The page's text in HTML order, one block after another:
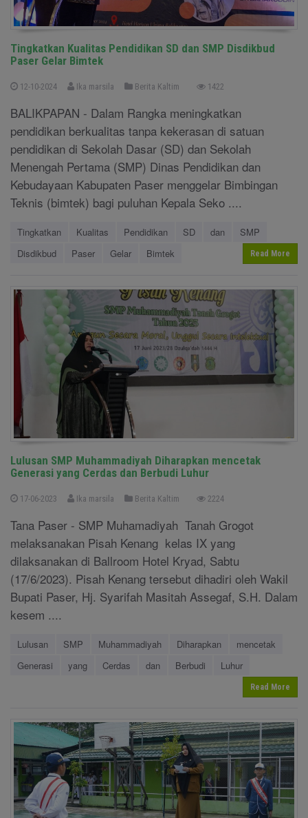
Tingkatkan Kualitas Pendidikan SD dan SMP Disdikbud
Paser Gelar Bimtek
12-10-2024 Ika marsila Berita Kaltim 1422
BALIKPAPAN - Dalam Rangka meningkatkan
pendidikan berkualitas tanpa kekerasan di satuan
pendidikan di Sekolah Dasar (SD) dan Sekolah
Menengah Pertama (SMP) Dinas Pendidikan dan
Kebudayaan Kabupaten Paser menggelar Bimbingan
Teknis (bimtek) bagi puluhan Kepala Seko ....
Tingkatkan Kualitas Pendidikan SD dan
SMP
Disdikbud
Paser Gelar Bimtek Read More
Lulusan SMP Muhammadiyah Diharapkan mencetak
Generasi yang Cerdas dan Berbudi Luhur
17-06-2023 Ika marsila Berita Kaltim 2224
Tana Paser - SMP Muhamadiyah Tanah Grogot
melaksanakan Pisah Kenang kelas IX yang
dilaksanakan di Ballroom Hotel Kryad, Sabtu
(17/6/2023). Pisah Kenang tersebut dihadiri oleh Wakil
Bupati Paser, Hj. Syarifah Masitah Assegaf, S.H. Dalam
kesem ....
Lulusan SMP Muhammadiyah Diharapkan
mencetak
Generasi
yang Cerdas dan Berbudi Luhur
Read More